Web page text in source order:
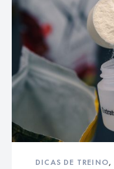
DICAS DE TREINO,